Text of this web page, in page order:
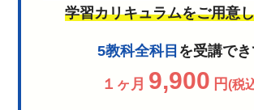
学習カリキュラムをご用意
5教科全科目 を受講でき
１ヶ月 9,900 円(税